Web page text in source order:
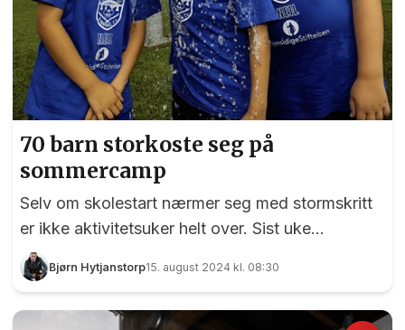
70 barn storkoste seg på
sommercamp
Selv om skolestart nærmer seg med stormskritt
er ikke aktivitetsuker helt over. Sist uke
arrangerte nemlig Nordre Eidsvoll IL Ski og
Friidrett sommercamp, og hele 70 barn i alderen
Bjørn Hytjanstorp15. august 2024 kl. 08:30